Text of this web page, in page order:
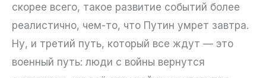
скорее всего, такое развитие событий более
реалистично, чем-то, что Путин умрет завтра.
Ну, и третий путь, который все ждут — это
военный путь: люди с войны вернутся